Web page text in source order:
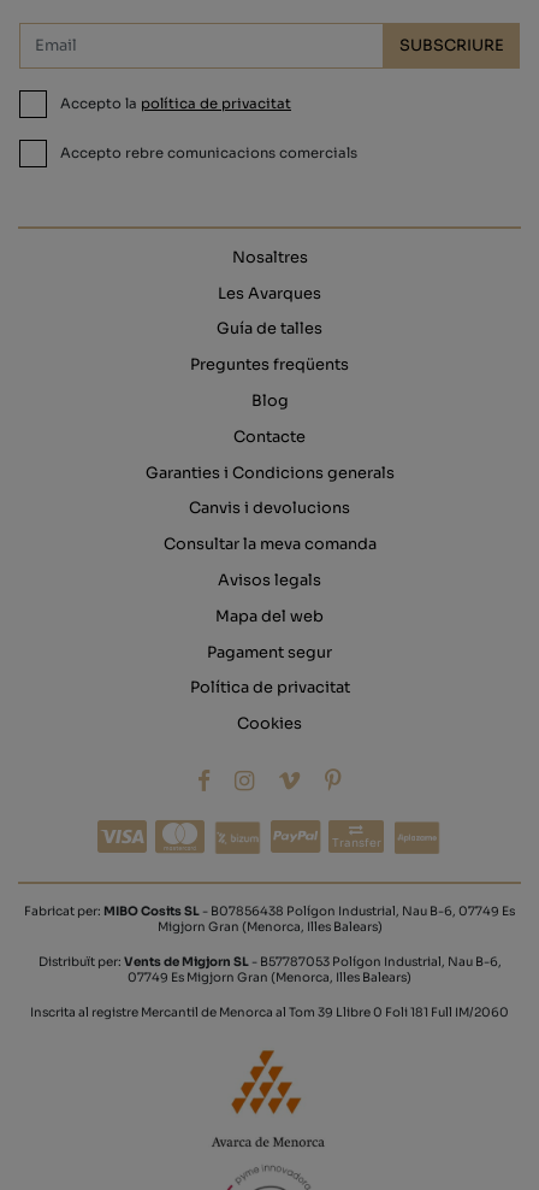
SUBSCRIURE
Accepto la política de privacitat
Accepto rebre comunicacions comercials
Nosaltres
Les Avarques
Guía de talles
Preguntes freqüents
Blog
Contacte
Garanties i Condicions generals
Canvis i devolucions
Consultar la meva comanda
Avisos legals
Mapa del web
Pagament segur
Política de privacitat
Cookies
Transfer
Fabricat per: MIBO Cosits SL - B07856438 Polígon Industrial, Nau B-6, 07749 Es
Migjorn Gran (Menorca, Illes Balears)
Distribuït per: Vents de Migjorn SL - B57787053 Polígon Industrial, Nau B-6,
07749 Es Migjorn Gran (Menorca, Illes Balears)
Inscrita al registre Mercantil de Menorca al Tom 39 Llibre 0 Foli 181 Full IM/2060